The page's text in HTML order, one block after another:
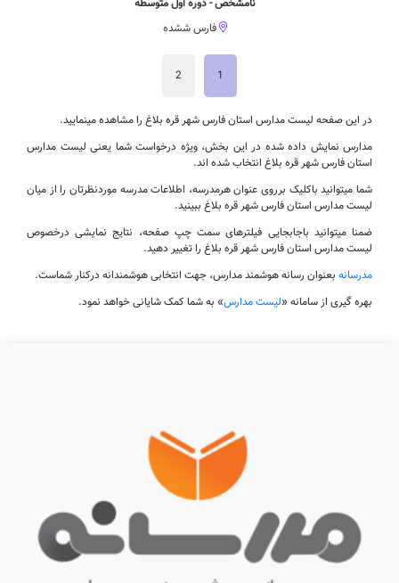
نامشخص - دوره اول متوسطه
فارس ششده
1
2
در این صفحه لیست مدارس استان فارس شهر قره بلاغ را مشاهده مینمایید.
مدارس نمایش داده شده در این بخش، ویژه درخواست شما یعنی لیست مدارس
استان فارس شهر قره بلاغ انتخاب شده اند.
شما میتوانید باکلیک برروی عنوان هرمدرسه، اطلاعات مدرسه موردنظرتان را از میان
لیست مدارس استان فارس شهر قره بلاغ ببینید.
ضمنا میتوانید باجابجایی فیلترهای سمت چپ صفحه، نتایج نمایشی درخصوص
لیست مدارس استان فارس شهر قره بلاغ را تغییر دهید.
مدرسانه بعنوان رسانه هوشمند مدارس، جهت انتخابی هوشمندانه درکنار شماست.
بهره گیری از سامانه «لیست مدارس» به شما کمک شایانی خواهد نمود.